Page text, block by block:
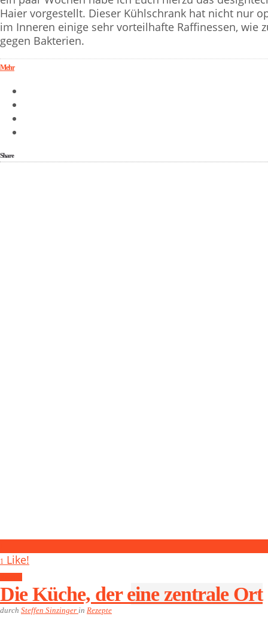
Haier vorgestellt. Dieser Kühlschrank hat nicht nur
im Inneren einige sehr vorteilhafte Raffinessen, wie
gegen Bakterien.
Mehr
Share
1 Like!
Die Küche, der eine zentrale Ort
durch Steffen Sinzinger in Rezepte